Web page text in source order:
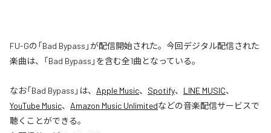
FU-Gの「Bad Bypass」が配信開始された。今回デジタル配信された
楽曲は、「Bad Bypass」を含む全1曲となっている。
なお「Bad Bypass 」は、 Apple Music、 Spotify、 LINE MUSIC、
YouTube Music、 Amazon Music Unlimitedなどの音楽配信サービスで
聴くことができる。